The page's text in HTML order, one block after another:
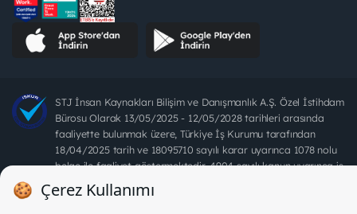
STJ İnsan Kaynakları Bilişim ve Danışmanlık A.Ş. Özel İstihdam
Bürosu Olarak 13/05/2025 - 12/05/2028 tarihleri arasında
faaliyette bulunmak üzere, Türkiye İş Kurumu tarafından
18/04/2025 tarih ve 18095710 sayılı karar uyarınca 1078 nolu
belge ile faaliyet göstermektedir. 4904 sayılı kanun uyarınca iş
arayanlardan ücret alınması yasaktır.